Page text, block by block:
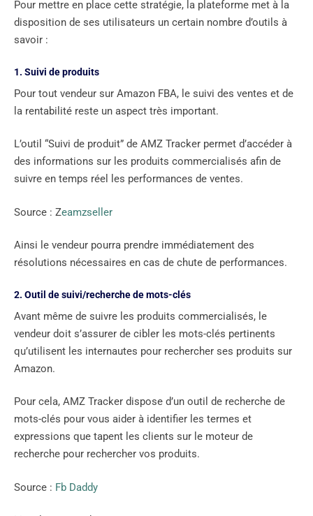
Pour mettre en place cette stratégie, la plateforme met à la
disposition de ses utilisateurs un certain nombre d’outils à
savoir :
1. Suivi de produits
Pour tout vendeur sur Amazon FBA, le suivi des ventes et de
la rentabilité reste un aspect très important.
L’outil “Suivi de produit” de AMZ Tracker permet d’accéder à
des informations sur les produits commercialisés afin de
suivre en temps réel les performances de ventes.
Source : Zeamzseller
Ainsi le vendeur pourra prendre immédiatement des
résolutions nécessaires en cas de chute de performances.
2. Outil de suivi/recherche de mots-clés
Avant même de suivre les produits commercialisés, le
vendeur doit s’assurer de cibler les mots-clés pertinents
qu’utilisent les internautes pour rechercher ses produits sur
Amazon.
Pour cela, AMZ Tracker dispose d’un outil de recherche de
mots-clés pour vous aider à identifier les termes et
expressions que tapent les clients sur le moteur de
recherche pour rechercher vos produits.
Source : Fb Daddy